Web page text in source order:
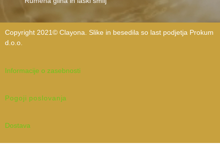
Copyright 2021© Clayona. Slike in besedila so last podjetja Prokum
d.o.o.
Informacije o zasebnosti
Pogoji poslovanja
Dostava